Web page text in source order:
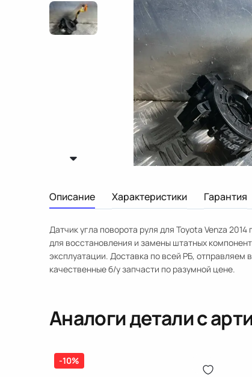
Описание Характеристики Гарантия
Датчик угла поворота руля для Toyota Venza
для восстановления и замены штатных
эксплуатации. Доставка по всей РБ, отправляем
качественные б/у запчасти по разумной цене.
Аналоги детали с
-10%